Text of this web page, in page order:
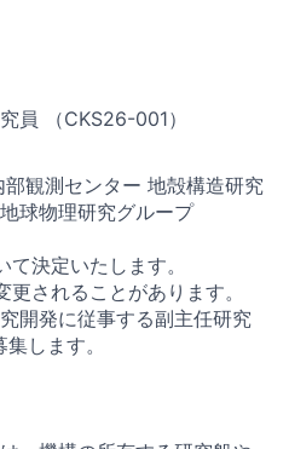
員 （CKS26-001）
部観測センター 地殻構造研究
球物理研究グループ
決定いたします。
されることがあります。
開発に従事する副主任研究
します。